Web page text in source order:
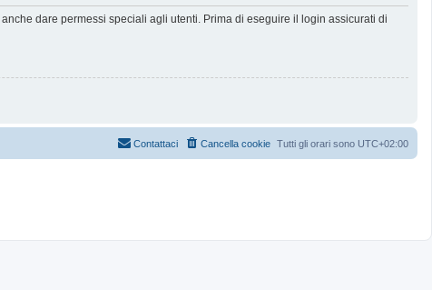
dare permessi speciali agli utenti. Prima di eseguire il login assicurati di
Tutti gli orari sono UTC+02:00
Cancella cookie
Contattaci